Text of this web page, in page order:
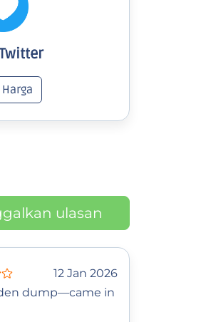
ulasan
12 Jan 2026
dump—came in